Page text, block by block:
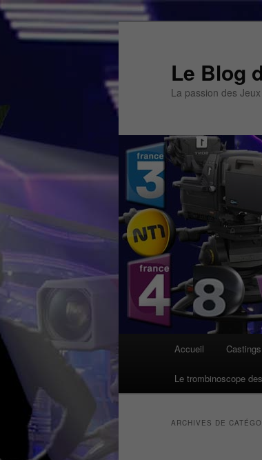
Aller
Aller
Le Blog
La passion des
Accueil Castings
Le trombinoscope
ARCHIVES DE